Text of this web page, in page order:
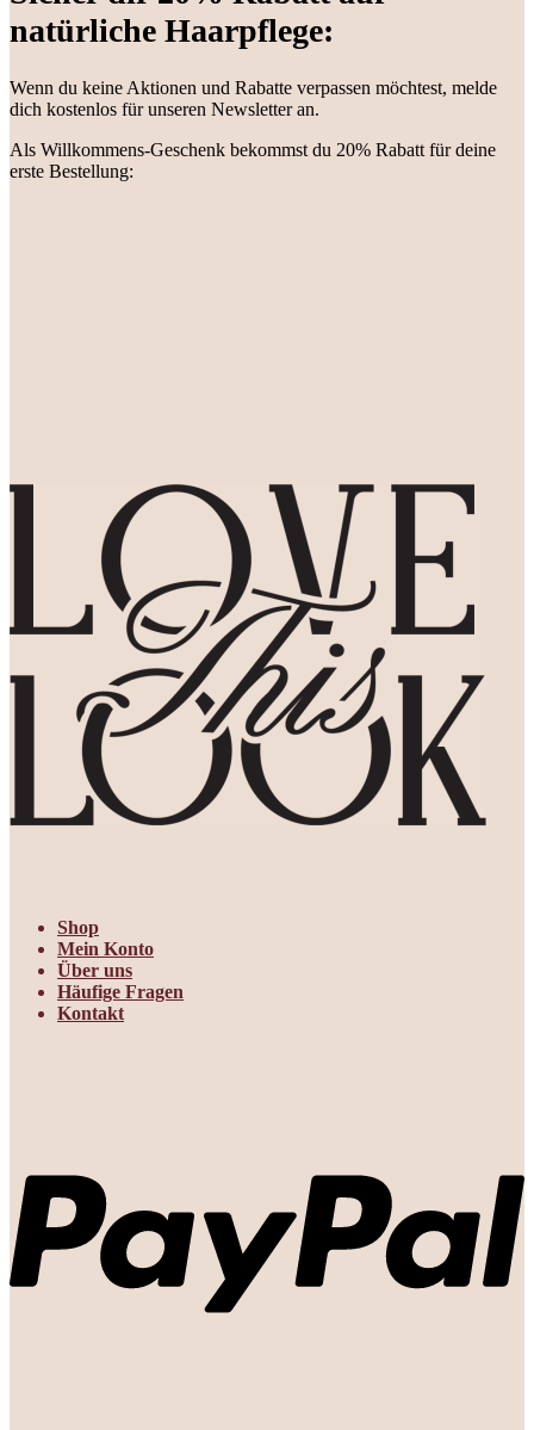
natürliche Haarpflege:
Wenn du keine Aktionen und Rabatte verpassen möchtest, melde
dich kostenlos für unseren Newsletter an.
Als Willkommens-Geschenk bekommst du 20% Rabatt für deine
erste Bestellung:
Shop
Mein Konto
Über uns
Häufige Fragen
Kontakt